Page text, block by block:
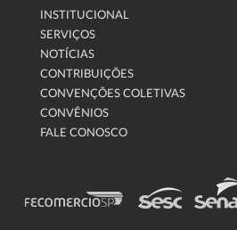
INSTITUCIONAL
SERVIÇOS
NOTÍCIAS
CONTRIBUIÇÕES
CONVENÇÕES COLETIVAS
CONVÊNIOS
FALE CONOSCO